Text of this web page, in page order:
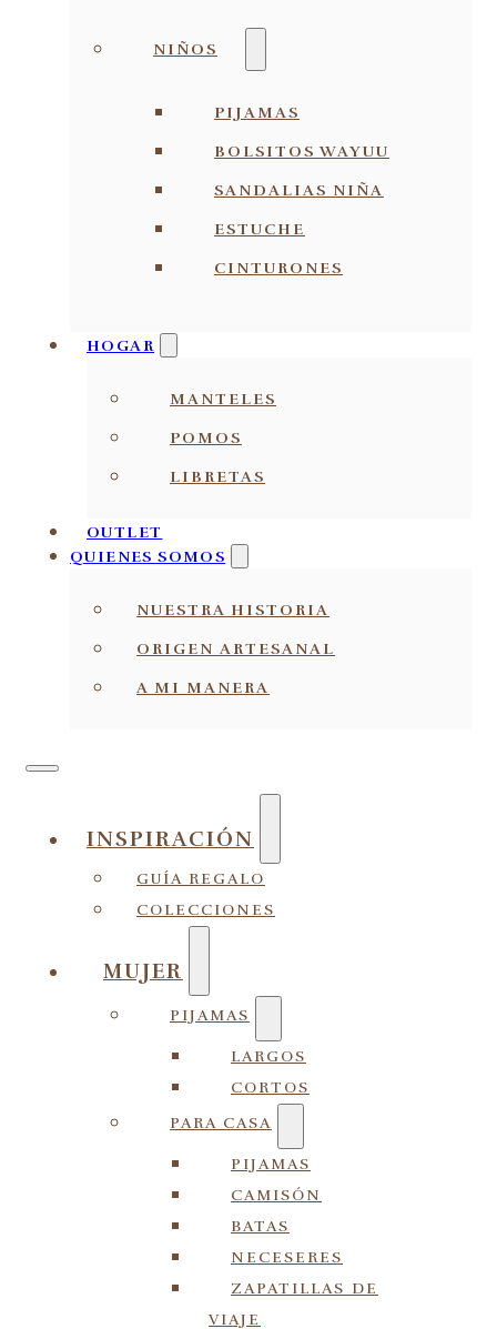
NIÑOS
PIJAMAS
BOLSITOS WAYUU
SANDALIAS NIÑA
ESTUCHE
CINTURONES
HOGAR
MANTELES
POMOS
LIBRETAS
OUTLET
QUIENES SOMOS
NUESTRA HISTORIA
ORIGEN ARTESANAL
A MI MANERA
INSPIRACIÓN
GUÍA REGALO
COLECCIONES
MUJER
PIJAMAS
LARGOS
CORTOS
PARA CASA
PIJAMAS
CAMISÓN
BATAS
NECESERES
ZAPATILLAS DE
VIAJE